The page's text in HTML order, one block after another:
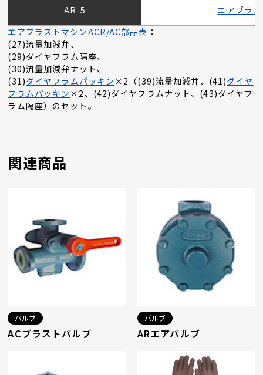
AR-5
エアブラ
エアブラストマシンACR/AC部品表 ：
(27)流量加減弁、
(29)ダイヤフラム隔座、
(30)流量加減弁ナット、
(31)ダイヤフラムパッキン ×2（(39)流量加減弁、(41)ダイヤ
フラムパッキン ×2、(42)ダイヤフラムナット、(43)ダイヤフ
ラム隔座）のセット。
関連商品
バルブ
ACブラストバルブ
バルブ
ARエアバルブ